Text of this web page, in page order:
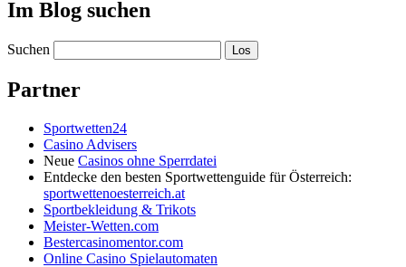
Im Blog suchen
Suchen
Partner
Sportwetten24
Casino Advisers
Neue Casinos ohne Sperrdatei
Entdecke den besten Sportwettenguide für Österreich:
sportwettenoesterreich.at
Sportbekleidung & Trikots
Meister-Wetten.com
Bestercasinomentor.com
Online Casino Spielautomaten